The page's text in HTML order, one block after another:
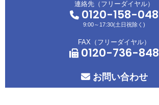
連絡先（フリーダイヤル）
0120-158-048
9:00～17:30(土日祝除く)
FAX（フリーダイヤル）
0120-736-848
お問い合わせ